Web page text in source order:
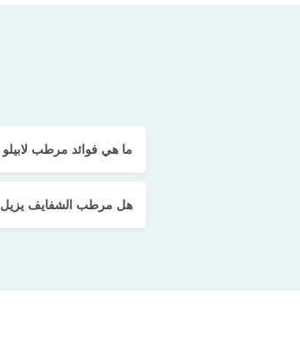
ما هي فوائد مرطب
هل مرطب الشفايف يزيل